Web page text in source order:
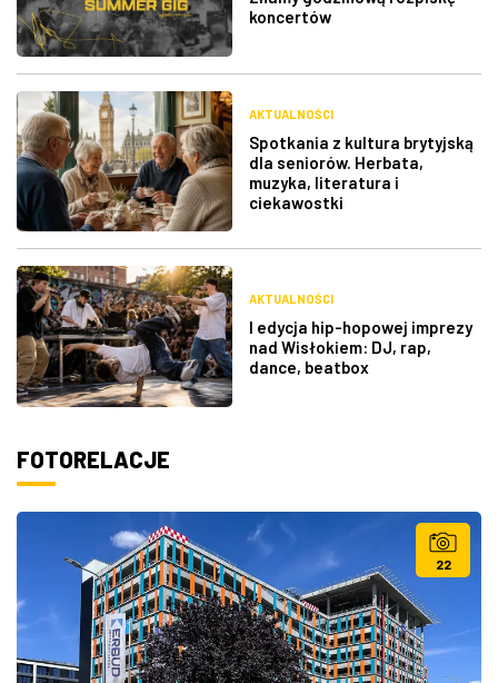
koncertów
AKTUALNOŚCI
Spotkania z kultura brytyjską
dla seniorów. Herbata,
muzyka, literatura i
ciekawostki
AKTUALNOŚCI
I edycja hip-hopowej imprezy
nad Wisłokiem: DJ, rap,
dance, beatbox
FOTORELACJE
22